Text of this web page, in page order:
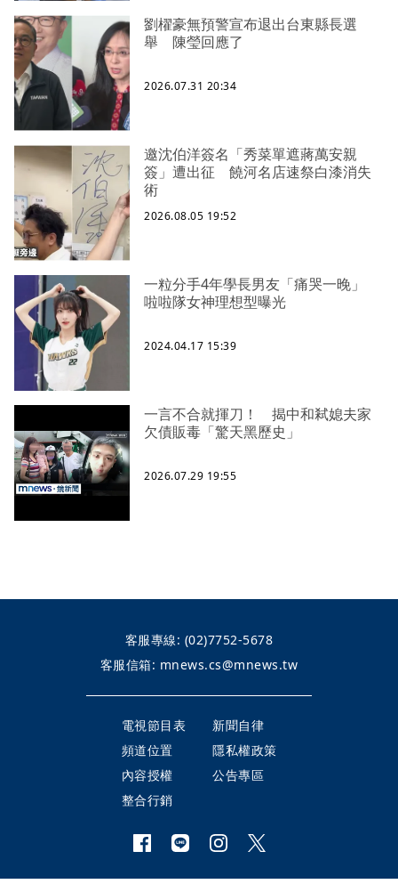
劉櫂豪無預警宣布退出台東縣長選
舉 陳瑩回應了
2026.07.31 20:34
邀沈伯洋簽名「秀菜單遮蔣萬安親
簽」遭出征 饒河名店速祭白漆消失
術
2026.08.05 19:52
一粒分手4年學長男友「痛哭一晚」
啦啦隊女神理想型曝光
2024.04.17 15:39
一言不合就揮刀！ 揭中和弒媳夫家
欠債販毒「驚天黑歷史」
2026.07.29 19:55
客服專線: (02)7752-5678
客服信箱: mnews.cs@mnews.tw
電視節目表
新聞自律
頻道位置
隱私權政策
內容授權
公告專區
整合行銷